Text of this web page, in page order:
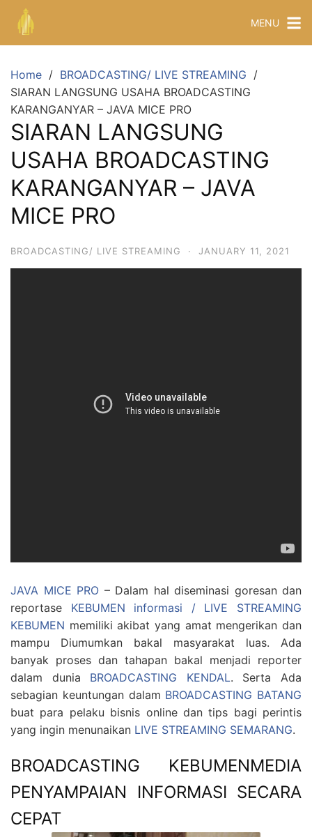
MENU
Home
BROADCASTING/ LIVE STREAMING
SIARAN LANGSUNG USAHA BROADCASTING
KARANGANYAR – JAVA MICE PRO
SIARAN LANGSUNG
USAHA BROADCASTING
KARANGANYAR – JAVA
MICE PRO
BROADCASTING/ LIVE STREAMING · JANUARY 11, 2021
JAVA MICE PRO – Dalam hal diseminasi goresan dan
reportase KEBUMEN informasi / LIVE STREAMING
KEBUMEN memiliki akibat yang amat mengerikan dan
mampu Diumumkan bakal masyarakat luas. Ada
banyak proses dan tahapan bakal menjadi reporter
dalam dunia BROADCASTING KENDAL. Serta Ada
sebagian keuntungan dalam BROADCASTING BATANG
buat para pelaku bisnis online dan tips bagi perintis
yang ingin menunaikan LIVE STREAMING SEMARANG.
BROADCASTING KEBUMENMEDIA
PENYAMPAIAN INFORMASI SECARA
CEPAT